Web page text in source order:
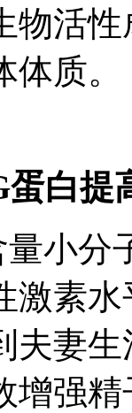
物活
质。
白提
小分
激素
夫妻
增强